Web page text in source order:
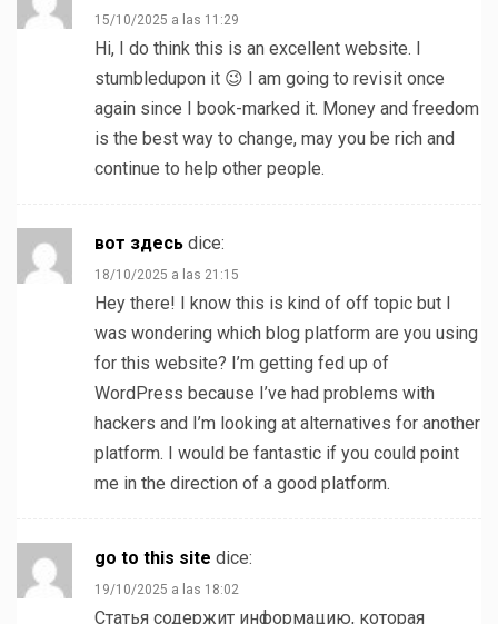
15/10/2025 a las 11:29
Hi, I do think this is an excellent website. I
stumbledupon it 😉 I am going to revisit once
again since I book-marked it. Money and freedom
is the best way to change, may you be rich and
continue to help other people.
вот здесь dice:
18/10/2025 a las 21:15
Hey there! I know this is kind of off topic but I
was wondering which blog platform are you using
for this website? I’m getting fed up of
WordPress because I’ve had problems with
hackers and I’m looking at alternatives for another
platform. I would be fantastic if you could point
me in the direction of a good platform.
go to this site dice:
19/10/2025 a las 18:02
Статья содержит информацию, которая